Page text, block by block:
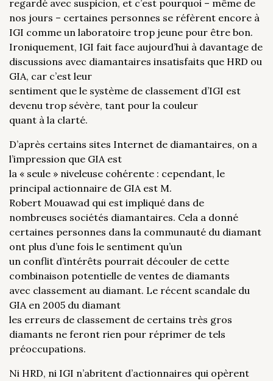
regardé avec suspicion, et c’est pourquoi – même de
nos jours – certaines personnes se réfèrent encore à
IGI comme un laboratoire trop jeune pour être bon.
Ironiquement, IGI fait face aujourd’hui à davantage de
discussions avec diamantaires insatisfaits que HRD ou
GIA, car c’est leur
sentiment que le système de classement d’IGI est
devenu trop sévère, tant pour la couleur
quant à la clarté.
D’après certains sites Internet de diamantaires, on a
l’impression que GIA est
la « seule » niveleuse cohérente : cependant, le
principal actionnaire de GIA est M.
Robert Mouawad qui est impliqué dans de
nombreuses sociétés diamantaires. Cela a donné
certaines personnes dans la communauté du diamant
ont plus d’une fois le sentiment qu’un
un conflit d’intérêts pourrait découler de cette
combinaison potentielle de ventes de diamants
avec classement au diamant. Le récent scandale du
GIA en 2005 du diamant
les erreurs de classement de certains très gros
diamants ne feront rien pour réprimer de tels
préoccupations.
Ni HRD, ni IGI n’abritent d’actionnaires qui opèrent